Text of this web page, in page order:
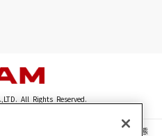
All Rights Reserved.
画像・写真・動画・音声等を、手段や形態